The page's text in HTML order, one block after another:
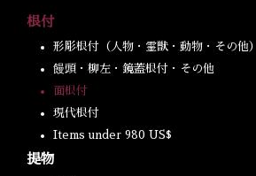
根付
形彫根付（人物・霊獣・動物・その他）
饅頭・柳左・鏡蓋根付・その他
面根付
現代根付
Items under 980 US$
提物